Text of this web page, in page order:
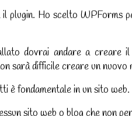
plugin. Ho scelto WPForms
dovrai andare a creare
sarà difficile creare un nuovo
è fondamentale in un sito web.